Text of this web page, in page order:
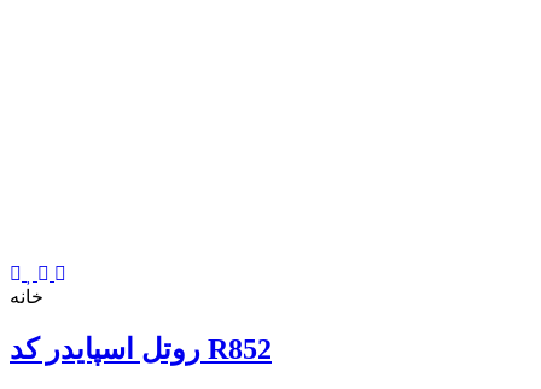
خانه
روتل اسپایدر کد R852